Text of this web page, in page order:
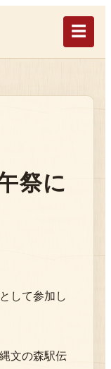
☰
祭に
して参加し
文の森駅伝